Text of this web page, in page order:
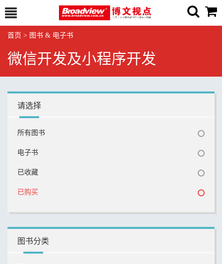
首页 > 图书 & 电子书
微信开发及小程序开发
请选择
所有图书
电子书
已收藏
已购买
图书分类